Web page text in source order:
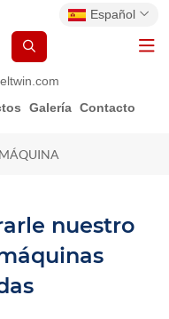
Español
Galería Contacto
nuestro